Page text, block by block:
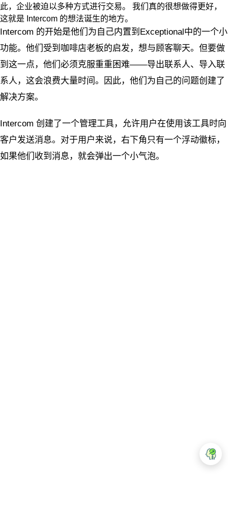
此，企业被迫以多种方式进行交易。 我们真的很想做得更好，
这就是 Intercom 的想法诞生的地方。
Intercom 的开始是他们为自己内置到Exceptional中的一个小
功能。他们受到咖啡店老板的启发，想与顾客聊天。但要做
到这一点，他们必须克服重重困难——导出联系人、导入联
系人，这会浪费大量时间。因此，他们为自己的问题创建了
解决方案。
Intercom 创建了一个管理工具，允许用户在使用该工具时向
客户发送消息。对于用户来说，右下角只有一个浮动徽标，
如果他们收到消息，就会弹出一个小气泡。